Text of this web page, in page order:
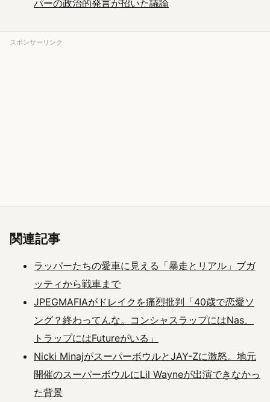
パーの政治的発言が招いた議論
スポンサーリンク
関連記事
ラッパーたちの愛車に見える「暴走とリアル」ブガ
ッティから戦車まで
JPEGMAFIAがドレイクを痛烈批判「40歳で恋愛ソ
ング？終わってんな。コンシャスラップにはNas、
トラップにはFutureがいる」
Nicki MinajがスーパーボウルとJAY-Zに激怒。地元
開催のスーパーボウルにLil Wayneが出演できなかっ
た背景